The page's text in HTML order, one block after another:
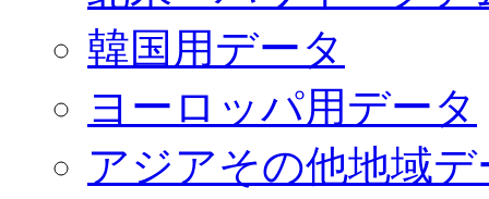
韓国用データ
ヨーロッパ用データ
アジアその他地域デ